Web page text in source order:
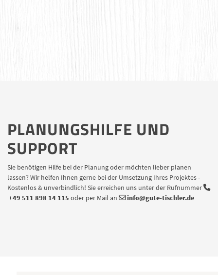
PLANUNGSHILFE UND
SUPPORT
Sie benötigen Hilfe bei der Planung oder möchten lieber planen
lassen? Wir helfen Ihnen gerne bei der Umsetzung Ihres Projektes -
Kostenlos & unverbindlich! Sie erreichen uns unter der Rufnummer
+49 511 898 14 115 oder per Mail an info@gute-tischler.de